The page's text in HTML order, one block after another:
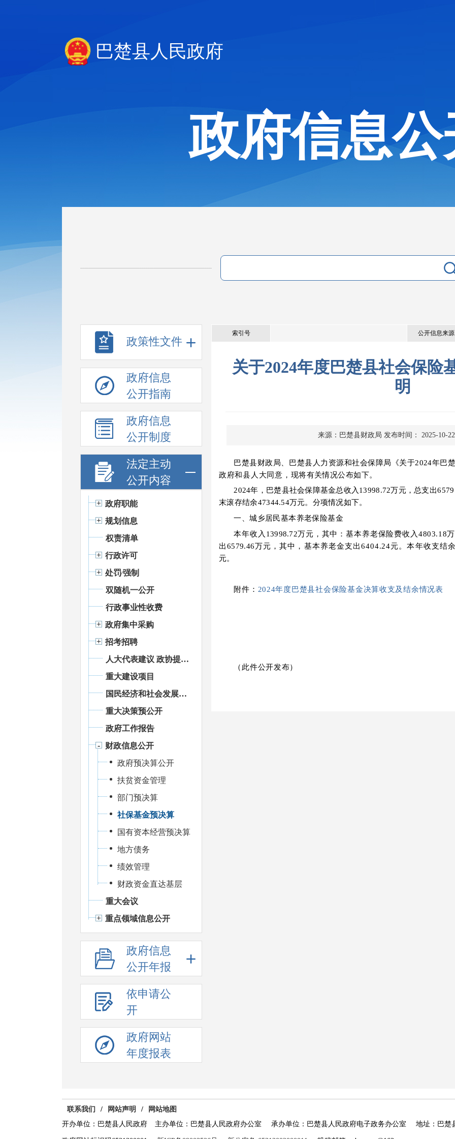
巴楚县人民政府
政府信息公
政策性文件
政府信息
公开指南
政府信息
公开制度
法定主动
公开内容
政府职能
规划信息
权责清单
行政许可
处罚⁄强制
双随机一公开
行政事业性收费
政府集中采购
招考招聘
人大代表建议 政协提案办理
重大建设项目
国民经济和社会发展统计信息
重大决策预公开
政府工作报告
财政信息公开
政府预决算公开
扶贫资金管理
部门预决算
社保基金预决算
国有资本经营预决算
地方债务
绩效管理
财政资金直达基层
重大会议
重点领域信息公开
政府信息
公开年报
依申请公
开
政府网站
年度报表
索引号 公开信息来源
关于2024年度巴楚县社会保险
明
来源：巴楚县财政局 发布时间： 2025-10-22
巴楚县财政局、巴楚县人力资源和社会保障局《关于2024年巴
政府和县人大同意， 现将有关情况公布如下。
2024年，巴楚县社会保障基金总收入13998.72万元，总支出
末滚存结余47344.54万元。分项情况如下。
一、城乡居民基本养老保险基金
本年收入 13998.72万元，其中：基本养老保险费收入 4803.1 8
出6579.46万元，其中，基本养老金支出6404.24元。本年收支结
元。
附件： 2024年度巴楚县社会保险基金决算收支及结余情况表
（此件公开发布）
联系我们 / 网站声明 /
网站地图
开办单位：巴楚县人民政府
主办单位：巴楚县人民政府办公室 承办单位：巴楚县人民政府电子政务办公室 地址：巴楚